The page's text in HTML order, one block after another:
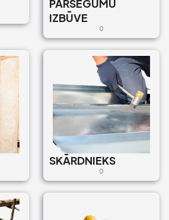
PĀRSEGUMU
IZBŪVE
0
SKĀRDNIEKS
0